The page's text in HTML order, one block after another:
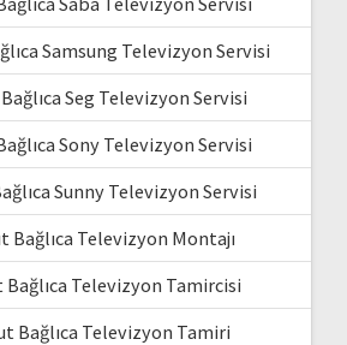
Samsung Televizyon Servisi
Seg Televizyon Servisi
Sony Televizyon Servisi
Sunny Televizyon Servisi
Bağlıca Televizyon Montajı
Televizyon Tamircisi
Bağlıca Televizyon Tamiri